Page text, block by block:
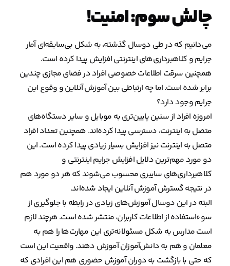
چالش سوم: امنیت!
می‌دانیم که در طی دوسال گذشته، به شکل بی‌سابقه‌ای آمار
جرایم و کلاهبرداری‌های اینترنتی افزایش پیدا کرده است.
همچنین سرقت اطلاعات خصوصی افراد در فضای مجازی چندین
برابر شده است. اما چه ارتباطی بین آموزش آنلاین و وقوع این
جرایم وجود دارد؟
امروزه افراد از سنین پایین‌تری به موبایل و سایر دستگاه‌های
متصل به اینترنت، دسترسی پیدا کرده‌اند. همچنین تعداد افراد
متصل به اینترنت نیز افزایش بسیار زیادی پیدا کرده است. این
دو مورد مهم‌ترین دلایل افزایش جرایم اینترنتی و
کلاهبرداری‌های سایبری محسوب می‌شوند که هر دو مورد هم
در نتیجه گسترش آموزش آنلاین ایجاد شده‌اند.
البته در این دوسال آموزش‌های زیادی در رابطه با جلوگیری از
سوء‌استفاده از اطلاعات کاربران، منتشر شده است. هرچند لازم
است مدارس به شکل مسئولانه‌تری این مهارت‌ها را هم به
معلمان و هم به دانش‌آموزان آموزش دهند. واقعیت این است
که حتی با بازگشت به دوران آموزش حضوری هم این افرادی که